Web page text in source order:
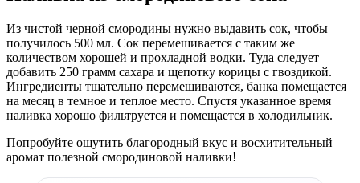
Из чистой черной смородины нужно выдавить сок, чтобы
получилось 500 мл. Сок перемешивается с таким же
количеством хорошей и прохладной водки. Туда следует
добавить 250 грамм сахара и щепотку корицы с гвоздикой.
Ингредиенты тщательно перемешиваются, банка помещается
на месяц в темное и теплое место. Спустя указанное время
наливка хорошо фильтруется и помещается в холодильник.
Попробуйте ощутить благородный вкус и восхитительный
аромат полезной смородиновой наливки!